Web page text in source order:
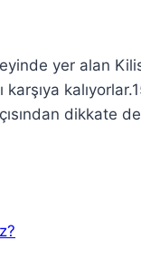
yer alan
dikkate